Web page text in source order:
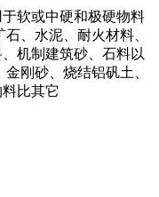
软或中硬和极硬物料
、水泥、耐火材料、
机制建筑砂、石料以
刚砂、烧结铝矾土、
比其它